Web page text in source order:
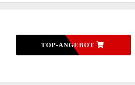
TOP-ANGEBOT